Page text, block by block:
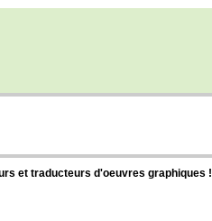
et traducteurs d'oeuvres graphiques !